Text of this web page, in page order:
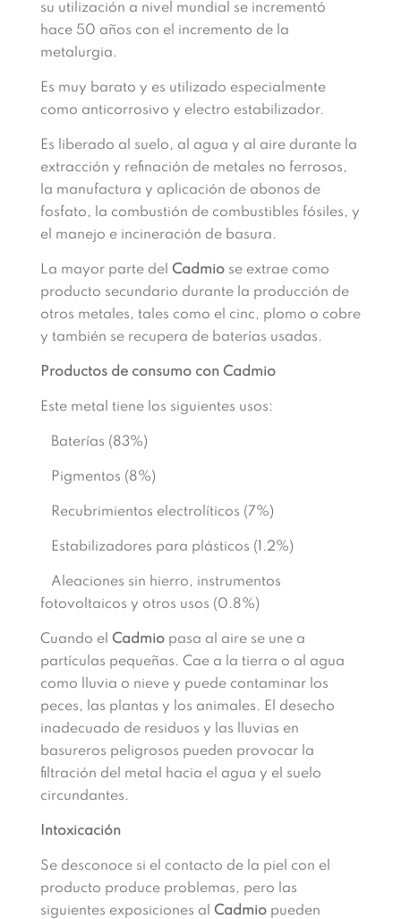
su utilización a nivel mundial se incrementó
hace 50 años con el incremento de la
metalurgia.
Es muy barato y es utilizado especialmente
como anticorrosivo y electro estabilizador.
Es liberado al suelo, al agua y al aire durante la
extracción y refinación de metales no ferrosos,
la manufactura y aplicación de abonos de
fosfato, la combustión de combustibles fósiles, y
el manejo e incineración de basura.
La mayor parte del Cadmiose extrae como
producto secundario durante la producción de
otros metales, tales como el cinc, plomo o cobre
y también se recupera de baterías usadas.
Productos de consumo con Cadmio
Este metal tiene los siguientes usos:
Baterías (83%)
Pigmentos (8%)
Recubrimientos electrolíticos (7%)
Estabilizadores para plásticos (1.2%)
Aleaciones sin hierro, instrumentos
fotovoltaicos y otros usos (0.8%)
Cuando el Cadmiopasa al aire se une a
partículas pequeñas. Cae a la tierra o al agua
como lluvia o nieve y puede contaminar los
peces, las plantas y los animales. El desecho
inadecuado de residuos y las lluvias en
basureros peligrosos pueden provocar la
filtración del metal hacia el agua y el suelo
circundantes.
Intoxicación
Se desconoce si el contacto de la piel con el
producto produce problemas, pero las
siguientes exposiciones al Cadmiopueden